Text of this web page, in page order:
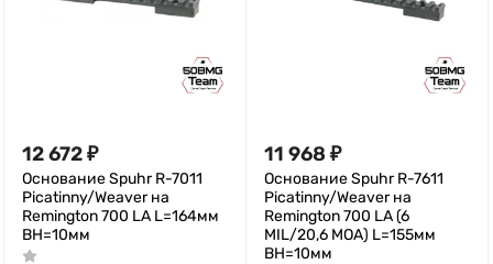
12 672₽
Основание Spuhr R-7011
Picatinny/Weaver на
Remington 700 LA L=164мм
ВН=10мм
11 968 ₽
Основание Spuhr R-7611
Picatinny/Weaver на
Remington 700 LA (6
MIL/20,6 MOA) L=155мм
ВН=10мм